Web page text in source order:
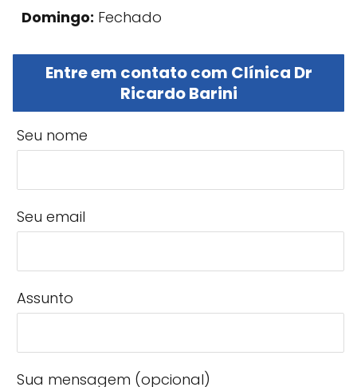
Domingo: Fechado
Entre em contato com Clínica Dr
Ricardo Barini
Seu nome
Seu email
Assunto
Sua mensagem (opcional)